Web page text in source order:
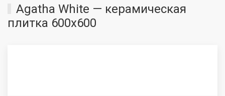
Agatha White — керамическая
плитка 600x600